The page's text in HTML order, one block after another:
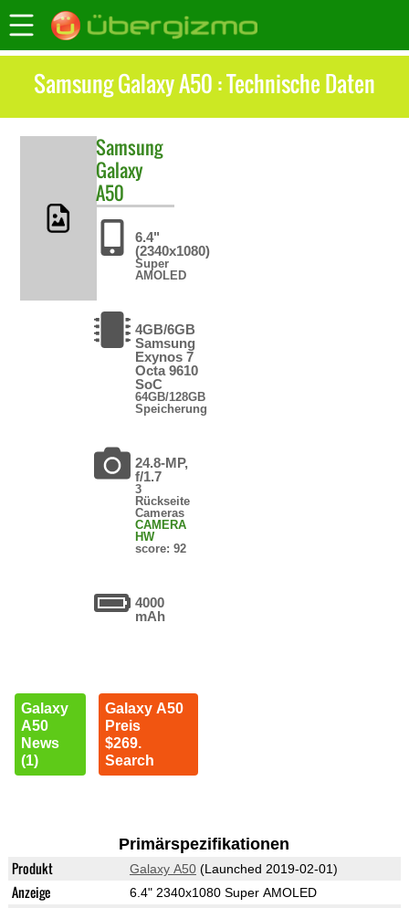
Samsung Galaxy A50 : Technische Daten
Samsung
Galaxy
A50
6.4"
(2340x1080)
Super
AMOLED
4GB/6GB
Samsung
Exynos 7
Octa 9610
SoC
64GB/128GB
Speicherung
24.8-MP,
f/1.7
3
Rückseite
Cameras
CAMERA
HW
score: 92
4000
mAh
Galaxy
A50
News
(1)
Galaxy A50
Preis
$269.
Search
Primärspezifikationen
Produkt Galaxy A50(Launched 2019-02-01)
Anzeige 6.4" 2340x1080 Super AMOLED